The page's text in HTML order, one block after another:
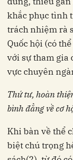
khắc phục tình
trách nhiệm rà
Quốc hội (có
với sự tham gia
vực chuyên
Thứ tư, hoàn
bình đẳng về cơ
Khi bàn về thể
biệt chú trọng